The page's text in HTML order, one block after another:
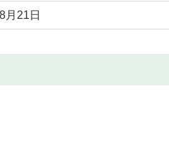
月21日